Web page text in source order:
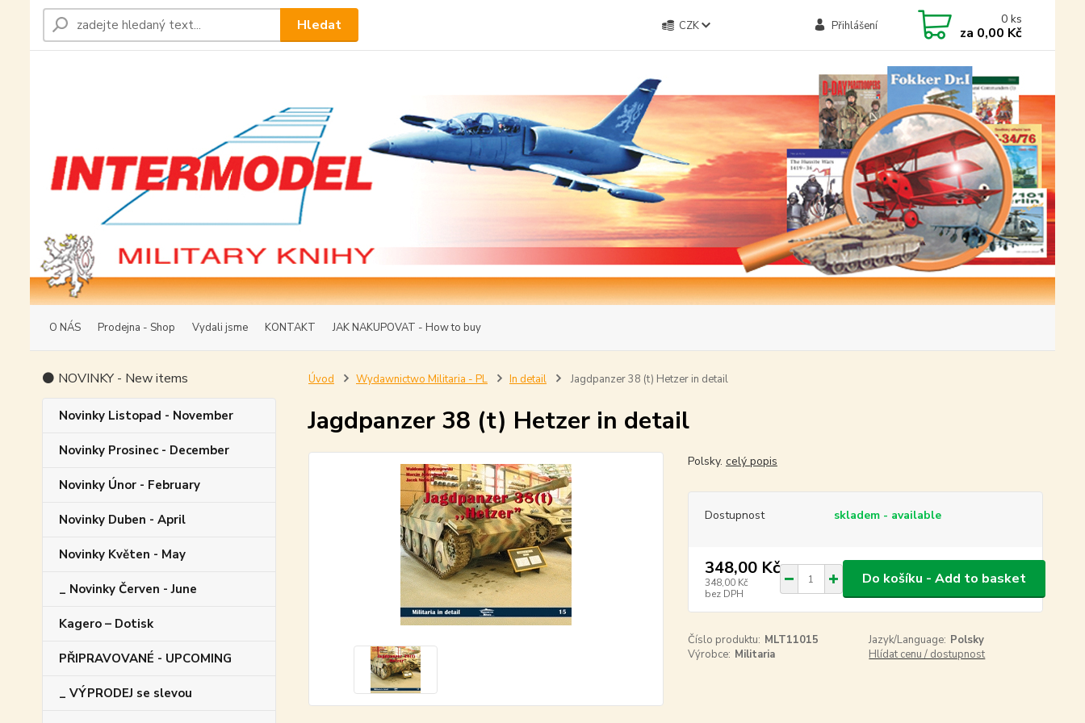
O NÁS Prodejna - Shop Vydali jsme KONTAKT JAK NAKUPOVAT - How to buy
CZK Přihlášení
Hledat 0 ks
za 0,00 Kč
⚫ NOVINKY - New items
Novinky Listopad - November
Novinky Prosinec - December
Novinky Únor - February
Novinky Duben - April
Novinky Květen - May
_ Novinky Červen - June
Kagero – Dotisk
PŘIPRAVOVANÉ - UPCOMING
_ VÝPRODEJ se slevou
Úvod Wydawnictwo Militaria - PL In detail Jagdpanzer 38 (t) Hetzer in detail
Jagdpanzer 38 (t) Hetzer in detail
Polsky. celý popis
Dostupnost skladem - available
348,00 Kč
348,00 Kč
bez DPH
Do košíku - Add to basket
Číslo produktu: MLT11015 Jazyk/Language: Polsky
Výrobce: Militaria Hlídat cenu / dostupnost